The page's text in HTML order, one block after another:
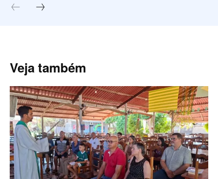
Veja também